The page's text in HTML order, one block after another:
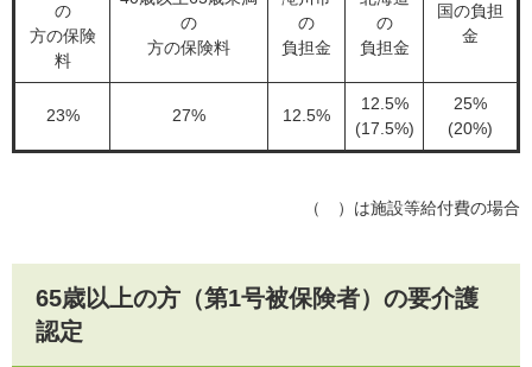
の
方の保険
料
の
方の保険料
の
負担金
の
負担金
国の負担
金
23% 27% 12.5%
12.5%
(17.5%)
25%
(20%)
（ ）は施設等給付費の場合
65歳以上の方（第1号被保険者）の要介護
認定